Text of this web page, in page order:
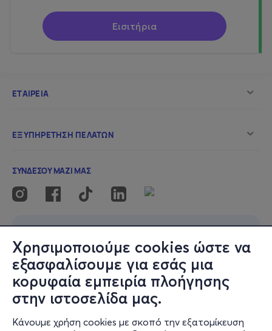
Χρησιμοποιούμε cookies ώστε να
εξασφαλίσουμε για εσάς μια
κορυφαία εμπειρία πλοήγησης
στην ιστοσελίδα μας.
Κάνουμε χρήση cookies με σκοπό την εξατομίκευση
Εισιτήρια